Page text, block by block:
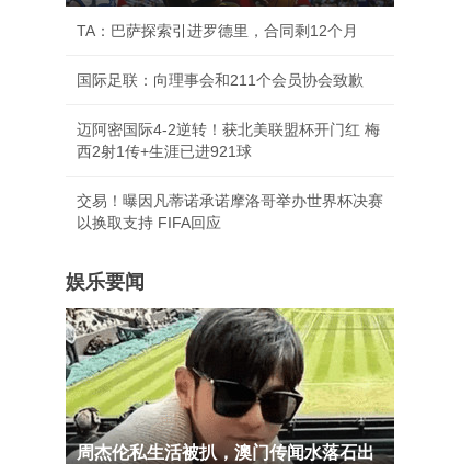
TA：巴萨探索引进罗德里，合同剩12个月
国际足联：向理事会和211个会员协会致歉
迈阿密国际4-2逆转！获北美联盟杯开门红 梅
西2射1传+生涯已进921球
交易！曝因凡蒂诺承诺摩洛哥举办世界杯决赛
以换取支持 FIFA回应
娱乐要闻
周杰伦私生活被扒，澳门传闻水落石出